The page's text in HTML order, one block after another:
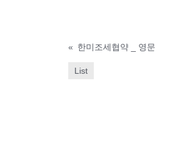
« 한미조세협약 _ 영문
List